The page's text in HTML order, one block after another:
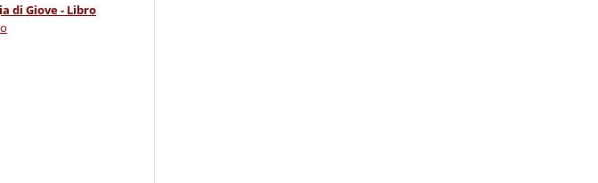
di Giove - Libro